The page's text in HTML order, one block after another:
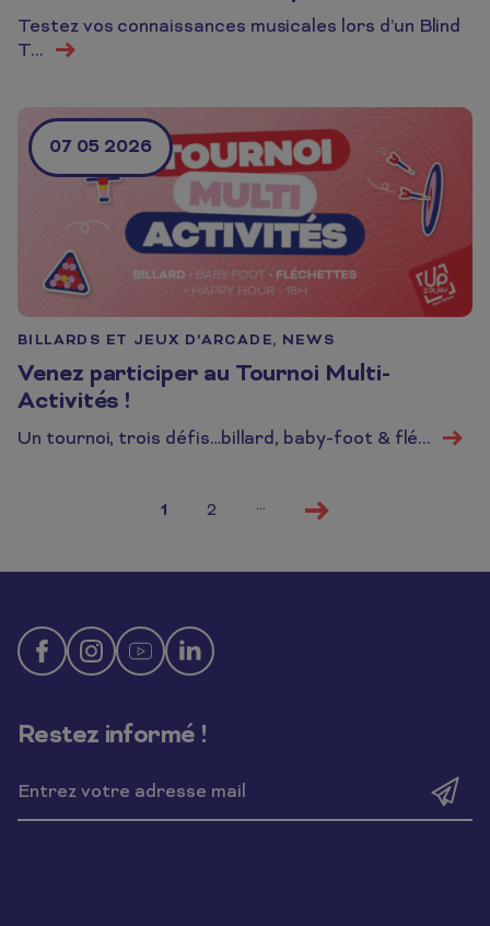
Testez vos connaissances musicales lors d’un Blind
T...
En savoir plus
07 05 2026
BILLARDS ET JEUX D'ARCADE, NEWS
Venez participer au Tournoi Multi-
Activités !
Un tournoi, trois défis…billard, baby-foot & flé... En
1 2
FacebookInstagramYoutubeLinkedin
Restez informé !